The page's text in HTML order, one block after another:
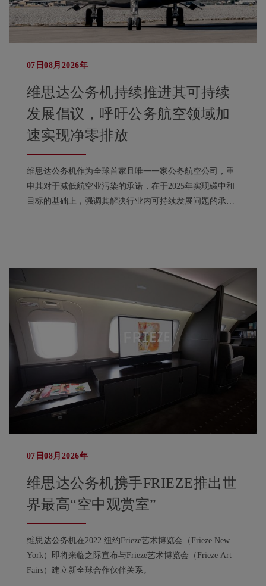
07日08月2026年
维思达公务机持续推进其可持续
发展倡议，呼吁公务航空领域加
速实现净零排放
维思达公务机作为全球首家且唯一一家公务航空公司，重
申其对于减低航空业污染的承诺，在于2025年实现碳中和
目标的基础上，强调其解决行业内可持续发展问题的承
07日08月2026年
维思达公务机携手FRIEZE推出世
界最高“空中观赏室”
维思达公务机在2022 纽约Frieze艺术博览会（Frieze New
York）即将来临之际宣布与Frieze艺术博览会（Frieze Art
Fairs）建立新全球合作伙伴关系。